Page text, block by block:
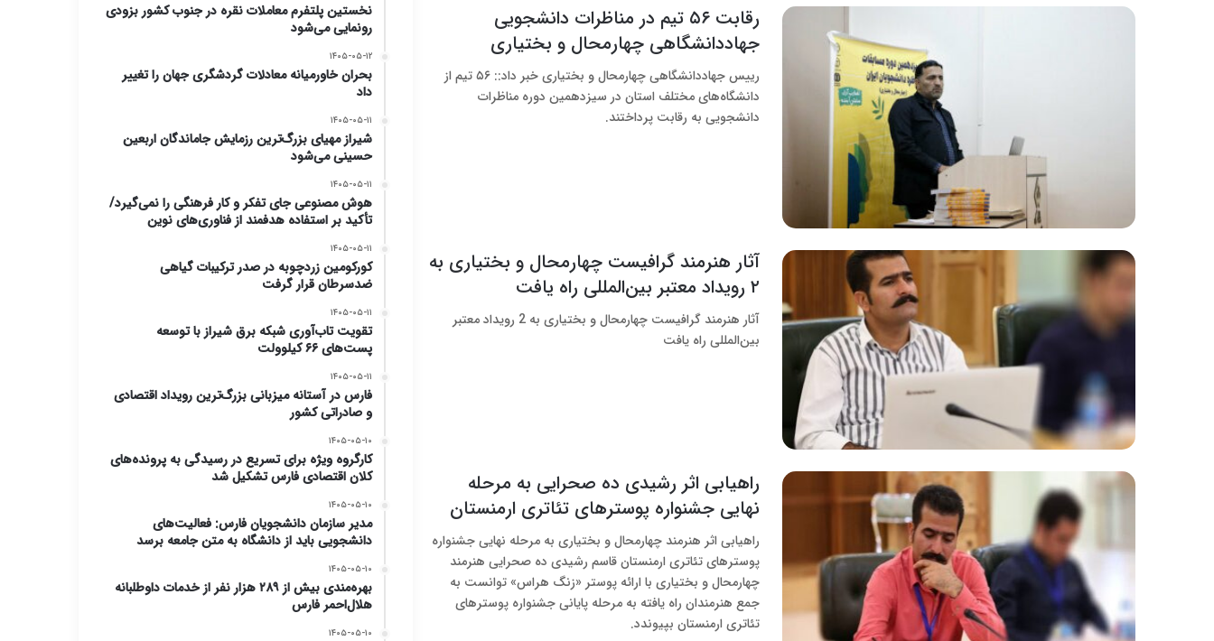
رقابت ۵۶ تیم در مناظرات دانشجویی
جهاددانشگاهی چهارمحال و بختیاری
رییس جهاددانشگاهی چهارمحال و بختیاری خبر داد:: ۵۶ تیم از
دانشگاه‌های مختلف استان در سیزدهمین دوره مناظرات
دانشجویی به رقابت پرداختند.
آثار هنرمند گرافیست چهارمحال و بختیاری به
۲ رویداد معتبر بین‌المللی راه یافت
آثار هنرمند گرافیست چهارمحال و بختیاری به 2 رویداد معتبر
بین‌المللی راه یافت
راهیابی اثر رشیدی ده صحرایی به مرحله
نهایی جشنواره پوسترهای تئاتری ارمنستان
راهیابی اثر هنرمند چهارمحال و بختیاری به مرحله نهایی جشنواره
پوسترهای تئاتری ارمنستان قاسم رشیدی ده صحرایی هنرمند
چهارمحال و بختیاری با ارائه پوستر «زنگ هراس» توانست به
جمع هنرمندان راه یافته به مرحله پایانی جشنواره پوسترهای
تئاتری ارمنستان بپیوندد.
نخستین پلتفرم معاملات نقره در جنوب کشور بزودی
رونمایی می‌شود
۱۴۰۵-۰۵-۱۲
بحران خاورمیانه معادلات گردشگری جهان را تغییر
داد
۱۴۰۵-۰۵-۱۱
شیراز مهیای بزرگ‌ترین رزمایش جاماندگان اربعین
حسینی می‌شود
۱۴۰۵-۰۵-۱۱
هوش مصنوعی جای تفکر و کار فرهنگی را نمی‌گیرد/
تأکید بر استفاده هدفمند از فناوری‌های نوین
۱۴۰۵-۰۵-۱۱
کورکومین زردچوبه در صدر ترکیبات گیاهی
ضدسرطان قرار گرفت
۱۴۰۵-۰۵-۱۱
تقویت تاب‌آوری شبکه برق شیراز با توسعه
پست‌های ۶۶ کیلوولت
۱۴۰۵-۰۵-۱۱
فارس در آستانه میزبانی بزرگ‌ترین رویداد اقتصادی
و صادراتی کشور
۱۴۰۵-۰۵-۱۰
کارگروه ویژه برای تسریع در رسیدگی به پرونده‌های
کلان اقتصادی فارس تشکیل شد
۱۴۰۵-۰۵-۱۰
مدیر سازمان دانشجویان فارس: فعالیت‌های
دانشجویی باید از دانشگاه به متن جامعه برسد
۱۴۰۵-۰۵-۱۰
بهره‌مندی بیش از ۲۸۹ هزار نفر از خدمات داوطلبانه
هلال‌احمر فارس
۱۴۰۵-۰۵-۱۰